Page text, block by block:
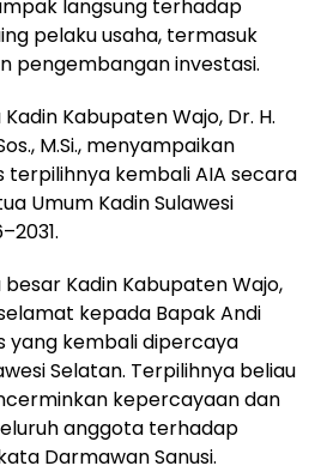
langsung terhadap
pelaku usaha, termasuk
pengembangan investasi.
Kabupaten Wajo, Dr. H.
M.Si., menyampaikan
kembali AIA secara
Umum Kadin Sulawesi
Kadin Kabupaten Wajo,
kepada Bapak Andi
yang kembali dipercaya
Selatan. Terpilihnya beliau
kepercayaan dan
anggota terhadap
Darmawan Sanusi.